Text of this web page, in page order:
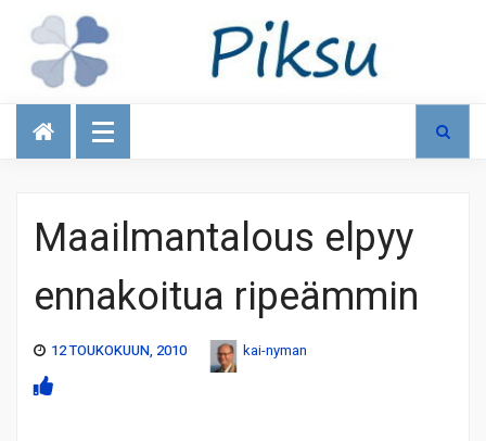
Talous
Maailmantalous elpyy
ennakoitua ripeämmin
12 TOUKOKUUN, 2010 kai-nyman